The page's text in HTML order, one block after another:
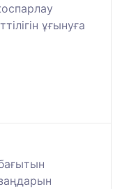
ұғынуға